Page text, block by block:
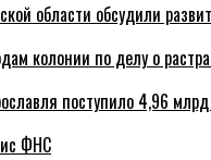
области обсудили
колонии по делу о
поступило 4,96 млрд
ФНС